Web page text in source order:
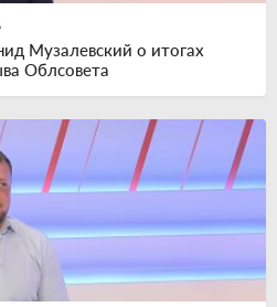
Музалевский о итогах
Облсовета